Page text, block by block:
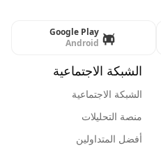
Google Play
Android
الشبكة الاجتماعية
الشبكة الاجتماعية
منصة التحليلات
أفضل المتداولين